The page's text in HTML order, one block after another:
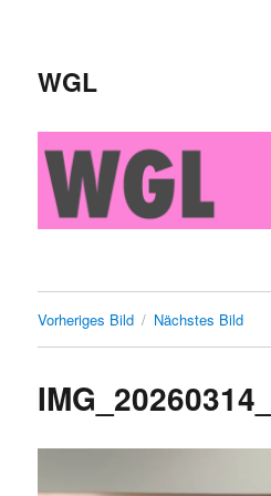
WGL
Vorheriges Bild Nächstes Bild